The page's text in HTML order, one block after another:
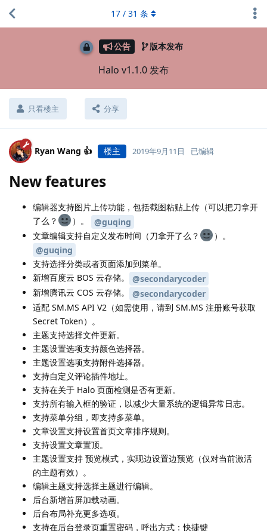
公告 版本发布
Halo v1.1.0 发布
只看楼主 分享
17 / 31 条
Ryan Wang 👍 楼主 2019年9月11日 已编辑
New features
编辑器支持图片上传功能，包括截图粘贴上传（可以把刀拿开
了么？
）。
@guqing
文章编辑支持自定义发布时间（刀拿开了么？
）。
@guqing
支持选择分类或者页面添加到菜单。
新增百度云 BOS 云存储。
@secondarycoder
新增腾讯云 COS 云存储。
@secondarycoder
适配 SM.MS API V2（如需使用，请到 SM.MS 注册账号获取
Secret Token）。
主题支持选择文件更新。
主题设置选项支持颜色选择器。
主题设置选项支持附件选择器。
支持自定义评论插件地址。
支持在关于 Halo 页面检测是否有更新。
支持所有输入框的验证，以减少大量系统的逻辑异常日志。
支持菜单分组，即支持多菜单。
文章设置支持设置首页文章排序规则。
支持设置文章置顶。
主题设置支持 预览模式，实现边设置边预览（仅对当前激活
的主题有效）。
编辑主题支持选择主题进行编辑。
后台新增首屏加载动画。
后台布局补充更多选项。
支持在后台登录页重置密码，呼出方式：快捷键